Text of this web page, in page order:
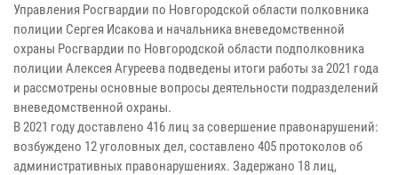
Управления Росгвардии по Новгородской области полковника
полиции Сергея Исакова и начальника вневедомственной
охраны Росгвардии по Новгородской области подполковника
полиции Алексея Агуреева подведены итоги работы за 2021 года
и рассмотрены основные вопросы деятельности подразделений
вневедомственной охраны.
В 2021 году доставлено 416 лиц за совершение правонарушений:
возбуждено 12 уголовных дел, составлено 405 протоколов об
административных правонарушениях. Задержано 18 лиц,